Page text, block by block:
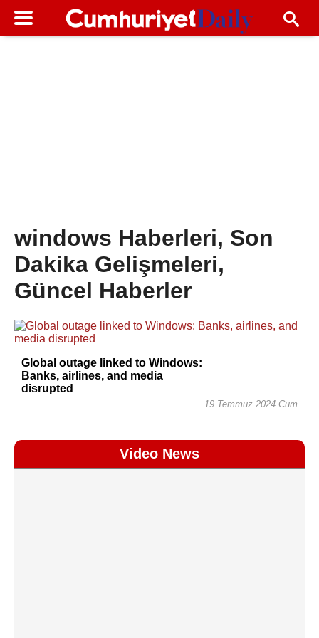
windows Haberleri, Son
Dakika Gelişmeleri,
Güncel Haberler
Global outage linked to Windows:
Banks, airlines, and media
disrupted
19 Temmuz 2024 Cum
Video News